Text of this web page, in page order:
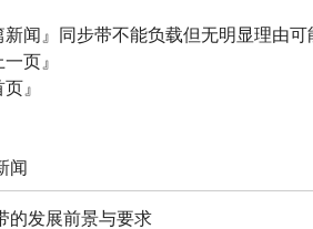
新闻』 同步带不能负载但无明显理由
一页』
』
闻
的发展前景与要求